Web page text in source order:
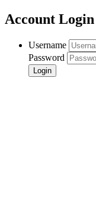
Account Login
Username
Password